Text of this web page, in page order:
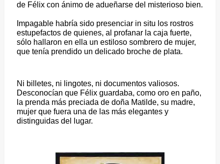
de Félix con ánimo de adueñarse del misterioso bien.
Impagable habría sido presenciar in situ los rostros
estupefactos de quienes, al profanar la caja fuerte,
sólo hallaron en ella un estiloso sombrero de mujer,
que tenía prendido un delicado broche de plata.
Ni billetes, ni lingotes, ni documentos valiosos.
Desconocían que Félix guardaba, como oro en paño,
la prenda más preciada de doña Matilde, su madre,
mujerque fuera una de las más elegantes y
distinguidas del lugar.